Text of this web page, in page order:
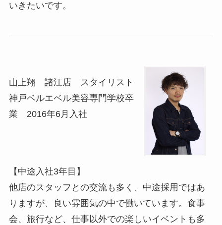
いきたいです。
山上翔 諸江店 スタイリスト
神戸ベルエベル美容専門学校卒
業 2016年6月入社
【中途入社3年目】
他店のスタッフとの交流も多く、中途採用ではあ
りますが、良い雰囲気の中で働いています。食事
会、旅行など、仕事以外での楽しいイベントも多